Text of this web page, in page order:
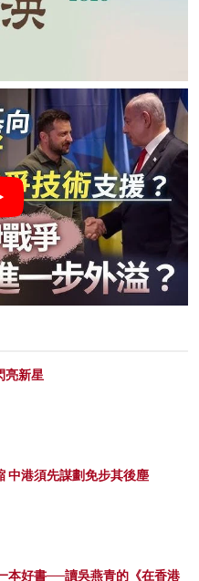
亮新星
中港須先謀劃免步其後塵
本好書──讀吳燕青的《在香港